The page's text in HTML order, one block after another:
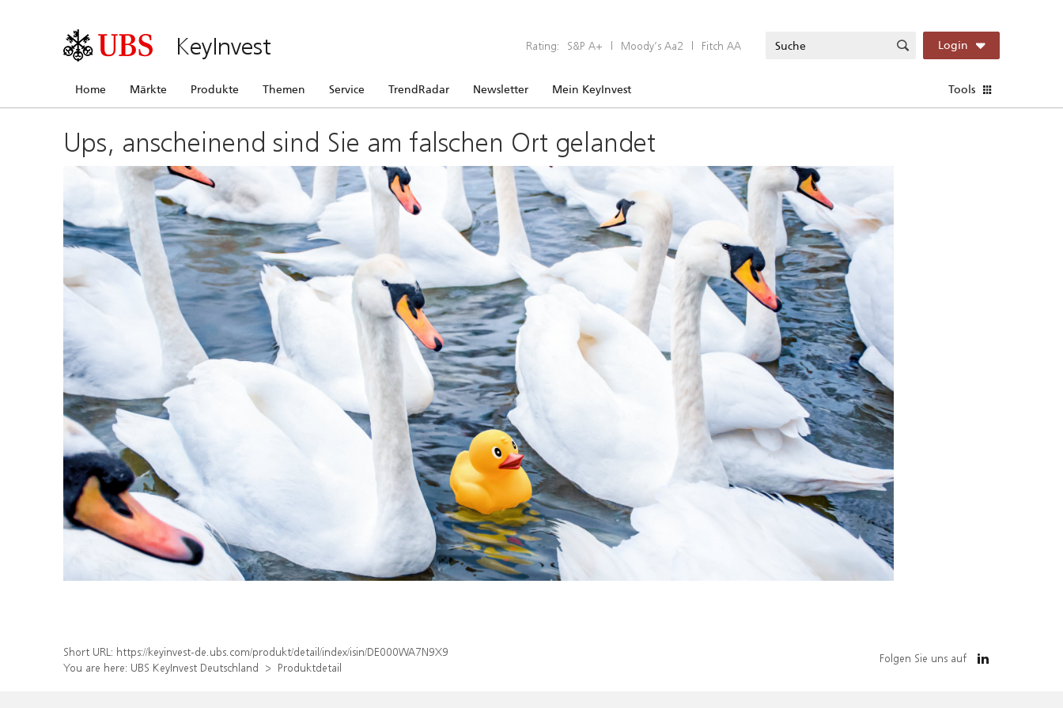
KeyInvest Rating: S&P A+ | Moody’s Aa2 | Fitch AA Login
Home Märkte Produkte Themen Service TrendRadar Newsletter Mein KeyInvest Tools
Ups, anscheinend sind Sie am falschen Ort gelandet
Short URL: https://keyinvest-de.ubs.com/produkt/detail/index/isin/DE000WA7N9X9
You are here: UBS KeyInvest Deutschland Produktdetail
Folgen Sie uns auf